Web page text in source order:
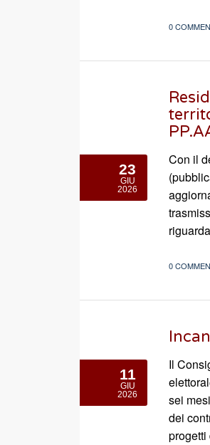
0
23
GIU
2026
Con il
0
11
GIU
2026
Il
sei
dei